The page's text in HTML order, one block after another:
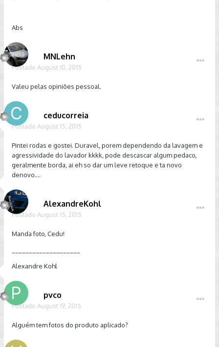
Abs
MNLehn
Postado August 10, 2015
Valeu pelas opiniões pessoal.
ceducorreia
Postado August 15, 2015
Pintei rodas e gostei. Duravel, porem dependendo da lavagem e
agressividade do lavador kkkk, pode descascar algum pedaco,
geralmente borda, ai eh so dar um leve retoque e ta novo
denovo....
AlexandreKohl
Postado August 15, 2015
Manda foto, Cedu!
Alexandre Kohl
pvco
Postado August 19, 2015
Alguém tem fotos do produto aplicado?